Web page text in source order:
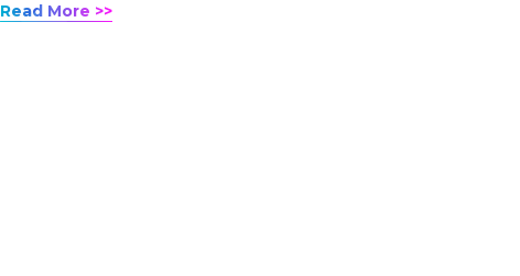
Read More >>